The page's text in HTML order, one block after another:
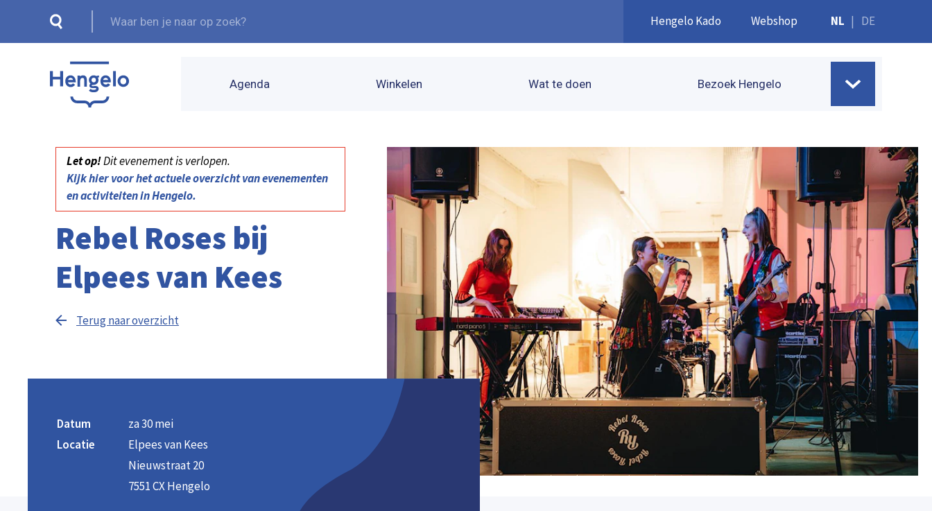
Hengelo Kado Webshop NL | DE
Agenda Winkelen Wat te doen Bezoek Hengelo
Let op!Dit evenement is verlopen.
Kijk hier voor het actuele overzicht van evenementen
en activiteiten in Hengelo.
Rebel Roses bij
Elpees van Kees
Terug naar overzicht
Datum
za 30 mei
Locatie
Elpees van Kees
Nieuwstraat 20
7551 CX Hengelo